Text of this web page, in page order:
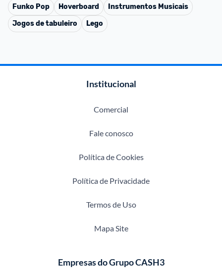
Funko Pop
Hoverboard
Instrumentos Musicais
Jogos de tabuleiro
Lego
Institucional
Comercial
Fale conosco
Política de Cookies
Política de Privacidade
Termos de Uso
Mapa Site
Empresas do Grupo CASH3